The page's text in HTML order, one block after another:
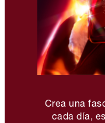
Crea una
cada día,